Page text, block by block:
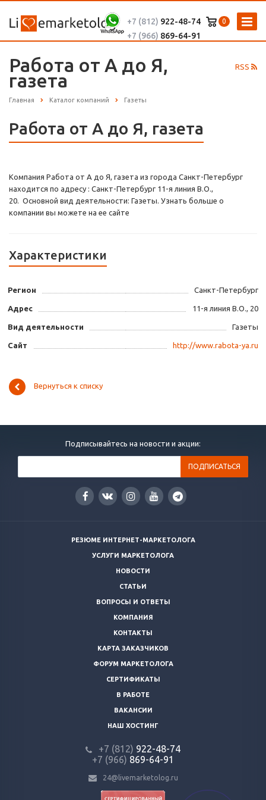
0
+7 (812) 922-48-74
+7 (966) 869-64-91
RSS
Работа от А до Я,
газета
Главная Каталог компаний Газеты
Работа от А до Я, газета
Компания Работа от А до Я, газета из города Санкт-Петербург
находится по адресу : Санкт-Петербург 11-я линия В.О.,
20. Основной вид деятельности: Газеты. Узнать больше о
компании вы можете на ее сайте
Характеристики
Регион Санкт-Петербург
Адрес 11-я линия В.О., 20
Вид деятельности Газеты
Сайт http://www.rabota-ya.ru
Вернуться к списку
Подписывайтесь на новости и акции:
РЕЗЮМЕ ИНТЕРНЕТ-МАРКЕТОЛОГА
УСЛУГИ МАРКЕТОЛОГА
НОВОСТИ
СТАТЬИ
ВОПРОСЫ И ОТВЕТЫ
КОМПАНИЯ
КОНТАКТЫ
КАРТА ЗАКАЗЧИКОВ
ФОРУМ МАРКЕТОЛОГА
СЕРТИФИКАТЫ
В РАБОТЕ
ВАКАНСИИ
НАШ ХОСТИНГ
+7 (812) 922-48-74
+7 (966) 869-64-91
24@livemarketolog.ru